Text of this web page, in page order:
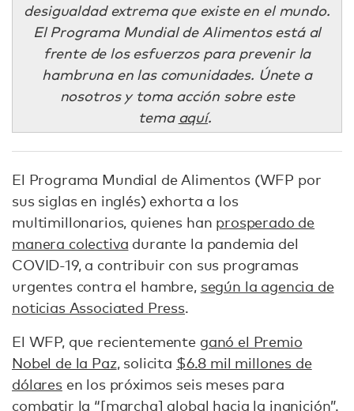
desigualdad extrema que existe en el mundo.
El Programa Mundial de Alimentos está al
frente de los esfuerzos para prevenir la
hambruna en las comunidades. Únete a
nosotros y toma acción sobre este
tema aquí.
El Programa Mundial de Alimentos (WFP por
sus siglas en inglés) exhorta a los
multimillonarios, quienes han prosperado de
manera colectiva durante la pandemia del
COVID-19, a contribuir con sus programas
urgentes contra el hambre, según la agencia de
noticias Associated Press.
El WFP, que recientemente ganó el Premio
Nobel de la Paz, solicita $6.8 mil millones de
dólaresen los próximos seis meses para
combatir la “[marcha] global hacia la inanición”.